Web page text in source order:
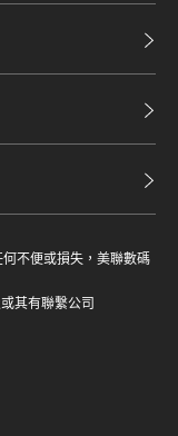
不便或損失，美聯數碼
其有聯繫公司